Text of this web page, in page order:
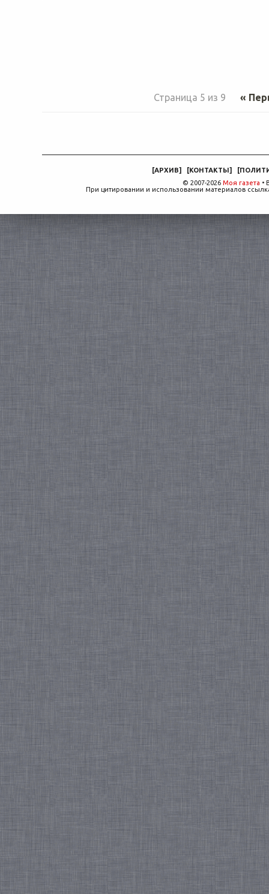
Страница 5 из 9 «
[АРХИВ] [КОНТАКТЫ] [
© 2007-2026 Моя газета •
При цитировании и использовании материалов